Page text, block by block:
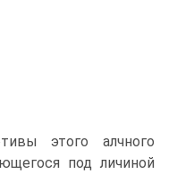
этого алчного
под личиной